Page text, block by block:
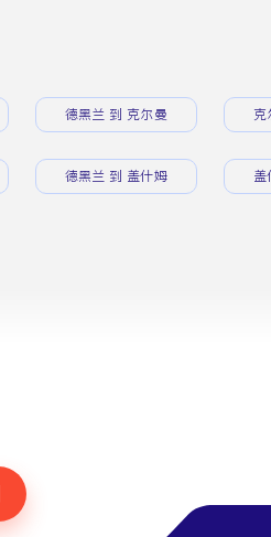
德黑兰 到 克尔曼 克
德黑兰 到 盖什姆 盖